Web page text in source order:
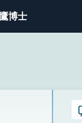
博士